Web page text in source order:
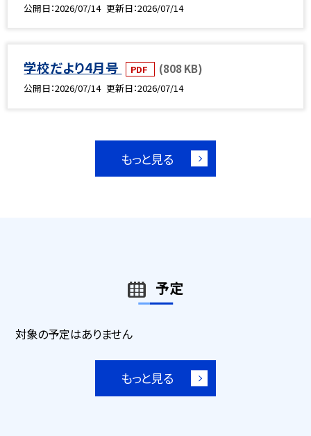
公開日 2026/07/14 更新日 2026/07/14
学校だより4月号 PDF (808 KB)
公開日 2026/07/14 更新日 2026/07/14
もっと見る
予定
対象の予定はありません
もっと見る